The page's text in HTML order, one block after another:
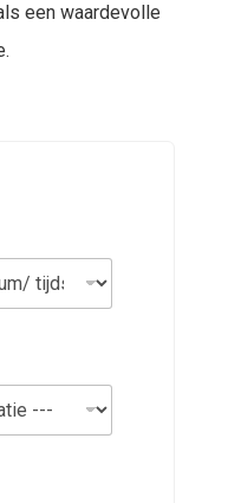
een waardevolle